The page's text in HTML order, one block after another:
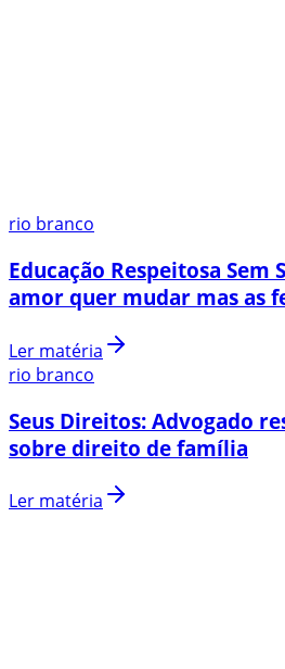
rio branco
Educação Respeitosa Sem
amor quer mudar mas as
Ler matéria
rio branco
Seus Direitos: Advogado
sobre direito de família
Ler matéria